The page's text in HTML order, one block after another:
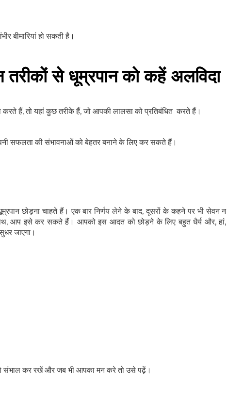
बीमारियां हो सकती है।
से धूम्रपान को कहें अलविदा
करते हैं, तो यहां कुछ तरीके हैं, जो आपकी लालसा को प्रतिबंधित करते हैं।
सफलता की संभावनाओं को बेहतर बनाने के लिए कर सकते हैं।
छोड़ना चाहते हैं। एक बार निर्णय लेने के बाद, दूसरों के कहने पर भी सेवन न
आप इसे कर सकते हैं। आपको इस आदत को छोड़ने के लिए बहुत धैर्य और, हां,
जाएगा।
संभाल कर रखें और जब भी आपका मन करे तो उसे पढ़ें।